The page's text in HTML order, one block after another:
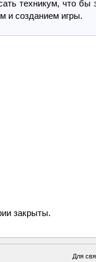
техникум, что бы
и созданием игры.
закрыты.
Для